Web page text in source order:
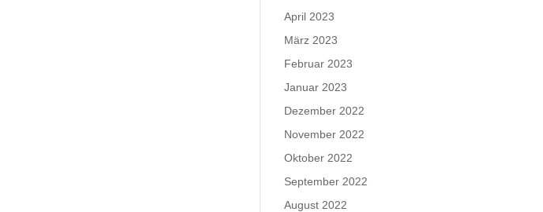
April 2023
März 2023
Februar 2023
Januar 2023
Dezember 2022
November 2022
Oktober 2022
September 2022
August 2022